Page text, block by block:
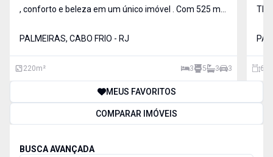
, conforto e beleza em um único imóvel . Com 525 m2
PALMEIRAS, CABO FRIO - RJ
220m² 3 5 3 3 615
MEUS FAVORITOS
COMPARAR IMÓVEIS
BUSCA AVANÇADA